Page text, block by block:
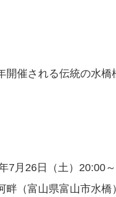
開催される伝統の水
7月26日（土）20:00
畔（富山県富山市水橋）